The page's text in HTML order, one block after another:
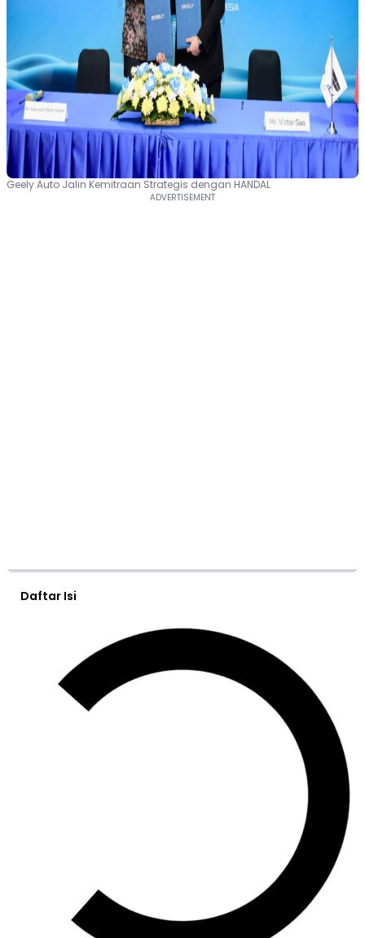
Geely Auto Jalin Kemitraan Strategis dengan HANDAL
Daftar Isi